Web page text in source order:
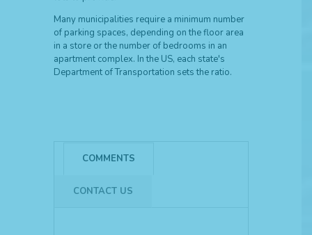
Many municipalities require a minimum number
of parking spaces, depending on the floor area
in a store or the number of bedrooms in an
apartment complex. In the US, each state's
Department of Transportation sets the ratio.
COMMENTS
CONTACT US